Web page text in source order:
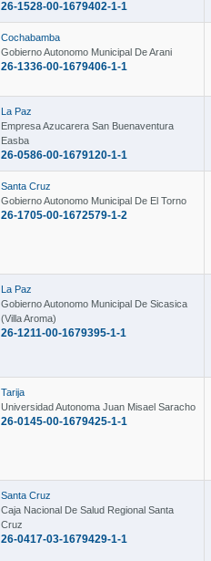
26-1528-00-1679402-1-1
Cochabamba
Gobierno Autonomo Municipal De Arani
26-1336-00-1679406-1-1
La Paz
Empresa Azucarera San Buenaventura
Easba
26-0586-00-1679120-1-1
Santa Cruz
Gobierno Autonomo Municipal De El Torno
26-1705-00-1672579-1-2
La Paz
Gobierno Autonomo Municipal De Sicasica
(Villa Aroma)
26-1211-00-1679395-1-1
Tarija
Universidad Autonoma Juan Misael Saracho
26-0145-00-1679425-1-1
Santa Cruz
Caja Nacional De Salud Regional Santa
Cruz
26-0417-03-1679429-1-1